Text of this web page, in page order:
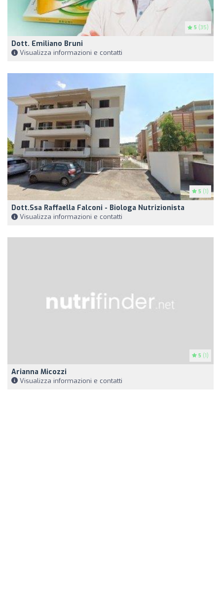
5 (35)
Dott. Emiliano Bruni
Visualizza informazioni e contatti
5 (1)
Dott.ssa Raffaella Falconi - Biologa Nutrizionista
Visualizza informazioni e contatti
5 (1)
Arianna Micozzi
Visualizza informazioni e contatti